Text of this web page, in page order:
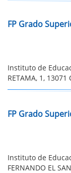
FP Grado
Instituto de
RETAMA, 1,
FP Grado
Instituto de
FERNANDO EL